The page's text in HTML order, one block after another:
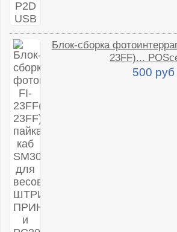
Блок-сборка
23FF)...
500 руб